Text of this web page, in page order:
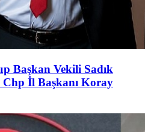
Başkan Vekili Sadık
Chp İl Başkanı Koray